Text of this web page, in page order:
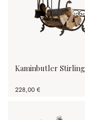
Kaminbutler Stirling
228,00 €